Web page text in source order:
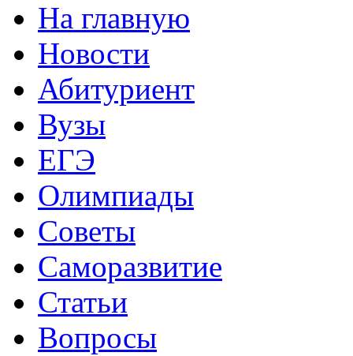
На главную
Новости
Абитуриент
Вузы
ЕГЭ
Олимпиады
Советы
Саморазвитие
Статьи
Вопросы